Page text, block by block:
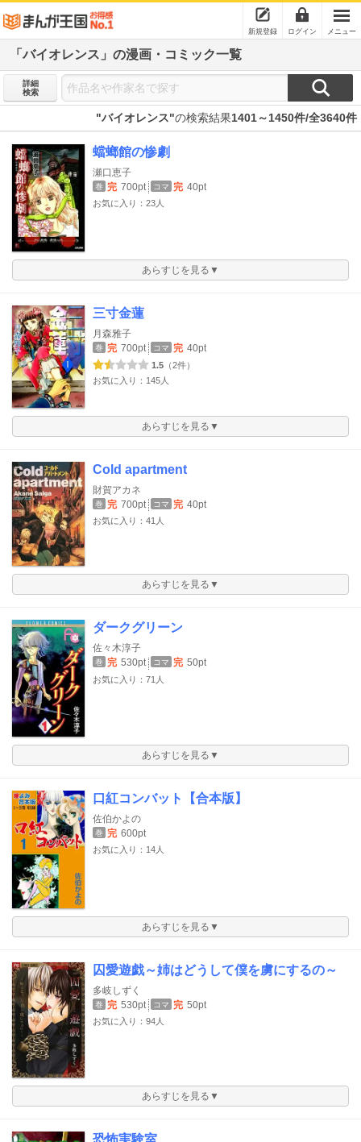
新規登録 ログイン メニュー
「バイオレンス」の漫画・コミック一覧
詳細
検索
"バイオレンス"の検索結果1401～1450件/全3640件
蟷螂館の惨劇
瀬口恵子
巻 完 700pt コマ 完 40pt
お気に入り：23人
あらすじを見る▼
三寸金蓮
月森雅子
巻 完 700pt コマ 完 40pt
1.5 （2件）
お気に入り：145人
あらすじを見る▼
Cold apartment
財賀アカネ
巻 完 700pt コマ 完 40pt
お気に入り：41人
あらすじを見る▼
ダークグリーン
佐々木淳子
巻 完 530pt コマ 完 50pt
お気に入り：71人
あらすじを見る▼
口紅コンバット【合本版】
佐伯かよの
巻 完 600pt
お気に入り：14人
あらすじを見る▼
囚愛遊戯～姉はどうして僕を虜にするの～
多岐しずく
巻 完 530pt コマ 完 50pt
お気に入り：94人
あらすじを見る▼
恐怖実験室